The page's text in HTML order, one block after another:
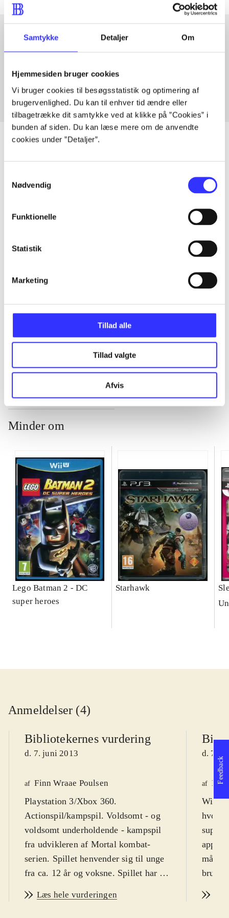
Samtykke Detaljer Om
Hjemmesiden bruger cookies
Vi bruger cookies til besøgsstatistik og optimering af
brugervenlighed. Du kan til enhver tid ændre eller
tilbagetrække dit samtykke ved at klikke på ”Cookies” i
bunden af siden. Du kan læse mere om de anvendte
cookies under ”Detaljer”.
Nødvendig
Funktionelle
Statistik
Marketing
Tillad alle
Tillad valgte
Afvis
Artikler med samme emner
Fra
Alle registrerede artikler fordelt på udgivelser
...
...
...
...
Minder om
Lego Batman 2 - DC
super heroes
Starhawk
Anmeldelser (4)
Bibliotekernes vurdering
d. 7. juni 2013
af Finn Wraae Poulsen
Playstation 3/Xbox 360.
Actionspil/kampspil. Voldsomt - og
voldsomt underholdende - kampspil
fra udvikleren af Mortal kombat-
serien. Spillet henvender sig til unge
fra ca. 12 år og voksne. Spillet har en
overraskende ikon for vold. Spillet er
Læs hele vurderingen
d. 7.
af
WiiU.
hvor
fra 13
Feedback